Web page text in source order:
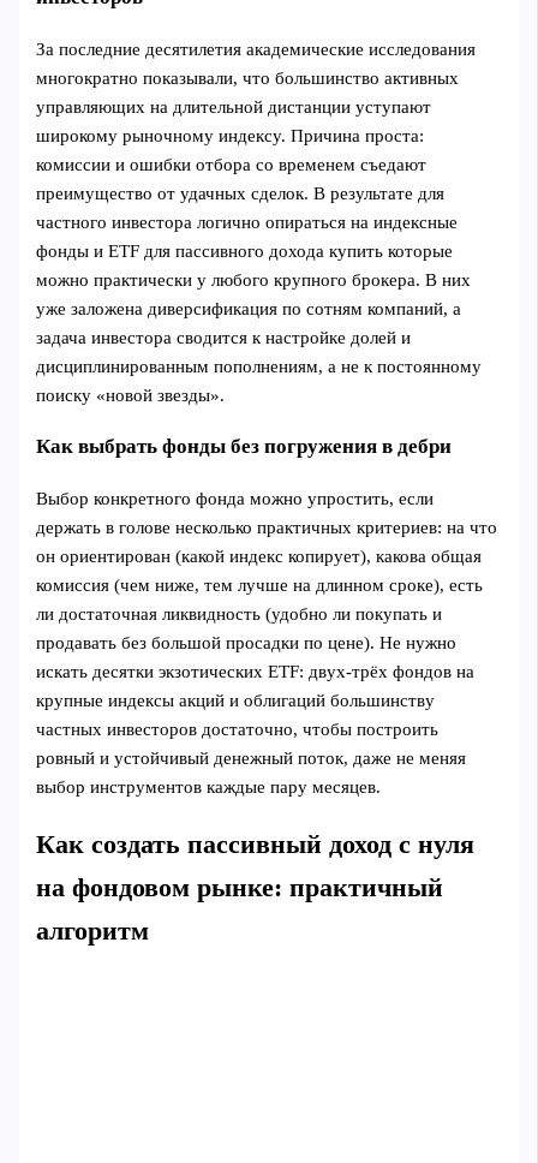
За последние десятилетия академические исследования
многократно показывали, что большинство активных
управляющих на длительной дистанции уступают
широкому рыночному индексу. Причина проста:
комиссии и ошибки отбора со временем съедают
преимущество от удачных сделок. В результате для
частного инвестора логично опираться на индексные
фонды и ETF для пассивного дохода купить которые
можно практически у любого крупного брокера. В них
уже заложена диверсификация по сотням компаний, а
задача инвестора сводится к настройке долей и
дисциплинированным пополнениям, а не к постоянному
поиску «новой звезды».
Как выбрать фонды без погружения в дебри
Выбор конкретного фонда можно упростить, если
держать в голове несколько практичных критериев: на что
он ориентирован (какой индекс копирует), какова общая
комиссия (чем ниже, тем лучше на длинном сроке), есть
ли достаточная ликвидность (удобно ли покупать и
продавать без большой просадки по цене). Не нужно
искать десятки экзотических ETF: двух‑трёх фондов на
крупные индексы акций и облигаций большинству
частных инвесторов достаточно, чтобы построить
ровный и устойчивый денежный поток, даже не меняя
выбор инструментов каждые пару месяцев.
Как создать пассивный доход с нуля
на фондовом рынке: практичный
алгоритм